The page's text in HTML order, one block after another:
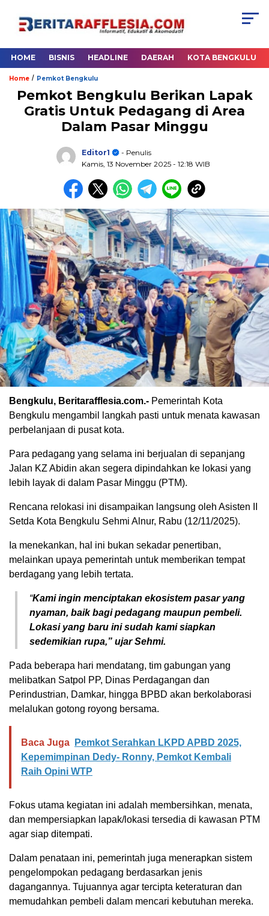
HOME BISNIS HEADLINE DAERAH KOTA BENGKULU
Home / Pemkot Bengkulu
Pemkot Bengkulu Berikan Lapak
Gratis Untuk Pedagang di Area
Dalam Pasar Minggu
Editor1
- Penulis
Kamis, 13 November 2025 - 12:18 WIB
Bengkulu, Beritarafflesia.com.- Pemerintah Kota
Bengkulu mengambil langkah pasti untuk menata kawasan
perbelanjaan di pusat kota.
Para pedagang yang selama ini berjualan di sepanjang
Jalan KZ Abidin akan segera dipindahkan ke lokasi yang
lebih layak di dalam Pasar Minggu (PTM).
Rencana relokasi ini disampaikan langsung oleh Asisten II
Setda Kota Bengkulu Sehmi Alnur, Rabu (12/11/2025).
Ia menekankan, hal ini bukan sekadar penertiban,
melainkan upaya pemerintah untuk memberikan tempat
berdagang yang lebih tertata.
“Kami ingin menciptakan ekosistem pasar yang
nyaman, baik bagi pedagang maupun pembeli.
Lokasi yang baru ini sudah kami siapkan
sedemikian rupa,” ujar Sehmi.
Pada beberapa hari mendatang, tim gabungan yang
melibatkan Satpol PP, Dinas Perdagangan dan
Perindustrian, Damkar, hingga BPBD akan berkolaborasi
melalukan gotong royong bersama.
Baca Juga
Pemkot Serahkan LKPD APBD 2025,
Kepemimpinan Dedy- Ronny, Pemkot Kembali
Raih Opini WTP
Fokus utama kegiatan ini adalah membersihkan, menata,
dan mempersiapkan lapak/lokasi tersedia di kawasan PTM
agar siap ditempati.
Dalam penataan ini, pemerintah juga menerapkan sistem
pengelompokan pedagang berdasarkan jenis
dagangannya. Tujuannya agar tercipta keteraturan dan
memudahkan pembeli dalam mencari kebutuhan mereka.